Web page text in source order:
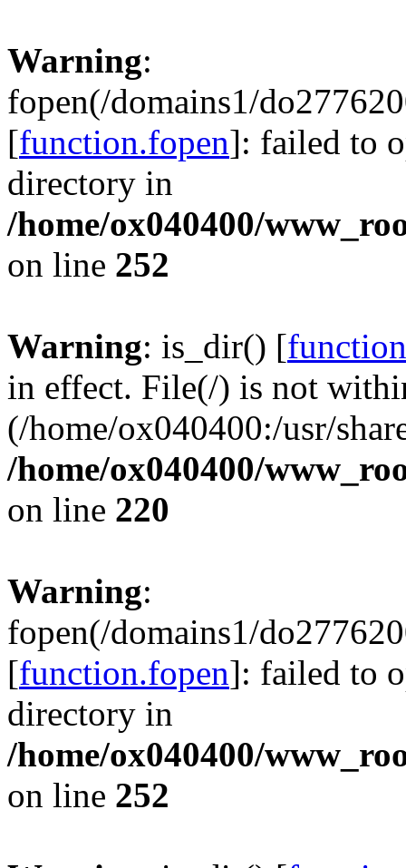
Warning:
fopen(/domains1/
[function.fopen]: failed to
directory in
/home/ox040400/
on line 252
Warning: is_dir() [
in effect. File(/) is not
(/home/ox040400:/usr/
/home/ox040400/
on line 220
Warning:
fopen(/domains1/
[function.fopen]: failed to
directory in
/home/ox040400/
on line 252